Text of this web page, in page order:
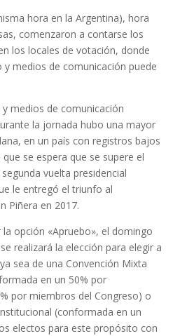
hora en la Argentina), hora
comenzaron a contarse los
los locales de votación, donde
y medios de comunicación puede
medios de comunicación
la jornada hubo una mayor
en un país con registros bajos
se espera que se supere el
vuelta presidencial
le entregó el triunfo al
Piñera en 2017.
la opción «Apruebo», el domingo
realizará la elección para elegir a
sea de una Convención Mixta
en un 50% por
por miembros del Congreso) o
(conformada en un
electos para este propósito con